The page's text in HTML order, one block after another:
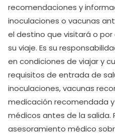
recomendaciones y
inoculaciones o vacunas
el destino que visitará o
su viaje. Es su
en condiciones de viajar y
requisitos de entrada de
inoculaciones, vacunas
medicación recomendada
médicos antes de la salida.
asesoramiento médico